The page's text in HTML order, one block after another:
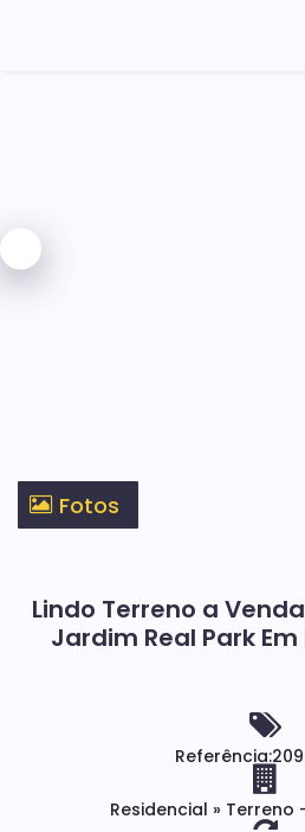
Fotos
Lindo Terreno a
Jardim Real Park
Referência:
Residencial » Terreno